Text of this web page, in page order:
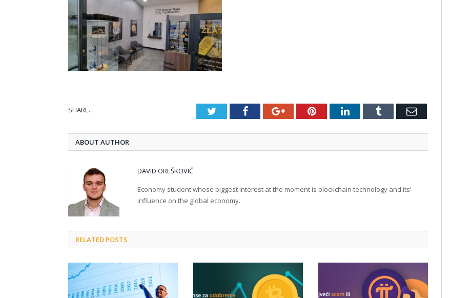
SHARE. TwitterFacebookGoogle+PinterestLinkedInTumblr Email
ABOUT AUTHOR
DAVID OREŠKOVIĆ
Economy student whose biggest interest at the moment is blockchain technology and its'
influence on the global economy.
RELATED POSTS